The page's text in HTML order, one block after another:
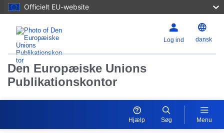
Officielt EU-website
Log ind dansk
Den Europæiske Unions
Publikationskontor
Hjælp Søg Menu